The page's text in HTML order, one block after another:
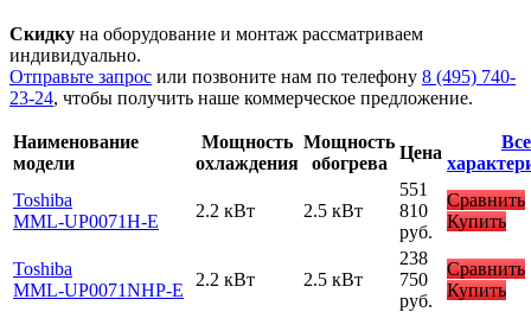
Скидку на оборудование и монтаж рассматриваем
индивидуально.
Отправьте запрос или позвоните нам по телефону 8 (495) 740-
23-24, чтобы получить наше коммерческое предложение.
Наименование
модели
Мощность
охлаждения
Мощность
обогрева
Цена
Все
Toshiba
MML-UP0071H-E
2.2 кВт 2.5 кВт
551
810
руб.
Сравнить
Купить
Toshiba
MML-UP0071NHP-E
2.2 кВт 2.5 кВт
238
750
руб.
Сравнить
Купить